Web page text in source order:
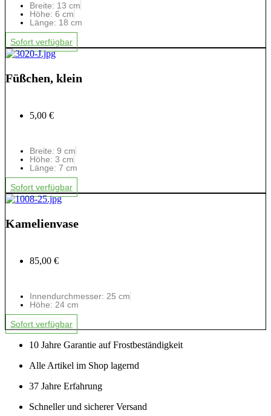
Breite: 13 cm
Höhe: 6 cm
Länge: 18 cm
Sofort verfügbar
Füßchen, klein
5,00 €
Breite: 9 cm
Höhe: 3 cm
Länge: 7 cm
Sofort verfügbar
Kamelienvase
85,00 €
Innendurchmesser: 25 cm
Höhe: 24 cm
Sofort verfügbar
10 Jahre Garantie auf Frostbeständigkeit
Alle Artikel im Shop lagernd
37 Jahre Erfahrung
Schneller und sicherer Versand